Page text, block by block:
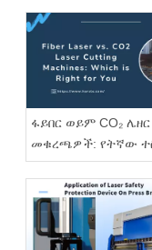
ፋይበር ወይም CO₂ ሌዘር
መቁረጫዎች: የትኛው
ነው?